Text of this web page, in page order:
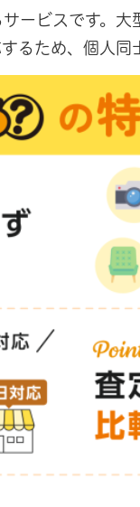
ービスです。
るため、個人同